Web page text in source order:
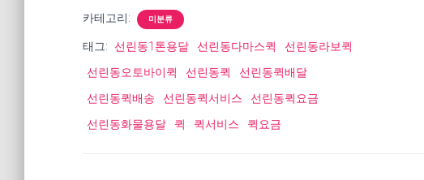
카테고리: 미분류
태그: 선린동1톤용달 선린동다마스퀵
선린동라보퀵
선린동오토바이퀵
선린동퀵
선린동퀵배달
선린동퀵배송
선린동퀵서비스
선린동퀵요금
선린동화물용달
퀵 퀵서비스 퀵요금